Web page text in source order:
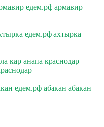
едем.рф армавир
едем.рф ахтырка
кар анапа краснодар
едем.рф абакан абакан